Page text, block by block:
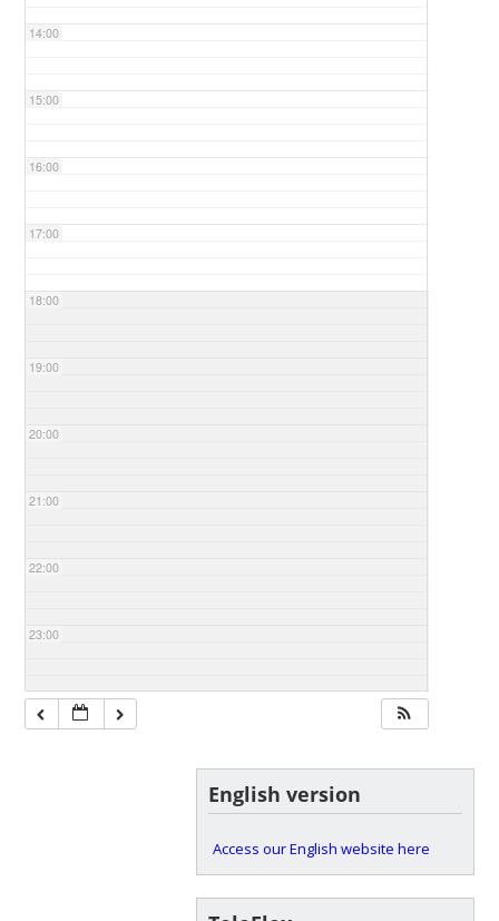
14:00
15:00
16:00
17:00
18:00
19:00
20:00
21:00
22:00
23:00
English version
Access our English website here